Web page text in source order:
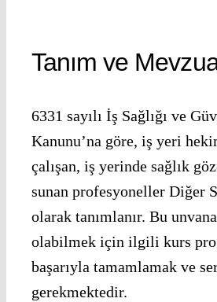
Tanım ve
6331 sayılı İş Sağlığı ve
Kanunu’na göre, iş yeri
çalışan, iş yerinde sağlık
sunan profesyoneller Diğer
olarak tanımlanır. Bu
olabilmek için ilgili kurs
başarıyla tamamlamak ve
gerekmektedir.